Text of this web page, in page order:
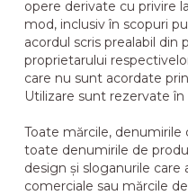
opere derivate cu privire
mod, inclusiv în scopuri
acordul scris prealabil din
proprietarului
care nu sunt acordate
Utilizare sunt rezervate
Toate mărcile, denumirile
toate denumirile de
design și sloganurile care
comerciale sau mărcile